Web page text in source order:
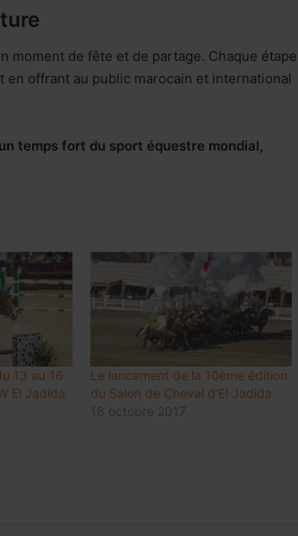
moment de fête et de partage. Chaque étape
en offrant au public marocain et international
temps fort du sport équestre mondial,
13 au 16
El Jadida
Le lancement de la 10ème édition
du Salon de Cheval d’El Jadida
18 octobre 2017
dépasse 60 Go par client et par mois,
en hausse de 48%
Luxe : les groupes mondiaux
attendent le rebond de la
Meknès résilie le contrat de City Bus